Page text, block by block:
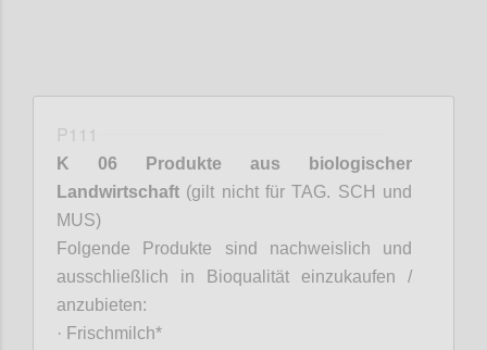
P111
K 06 Produkte aus biologischer
Landwirtschaft (gilt nicht für TAG. SCH und
MUS)
Folgende Produkte sind nachweislich und
ausschließlich in Bioqualität einzukaufen /
anzubieten:
· Frischmilch*